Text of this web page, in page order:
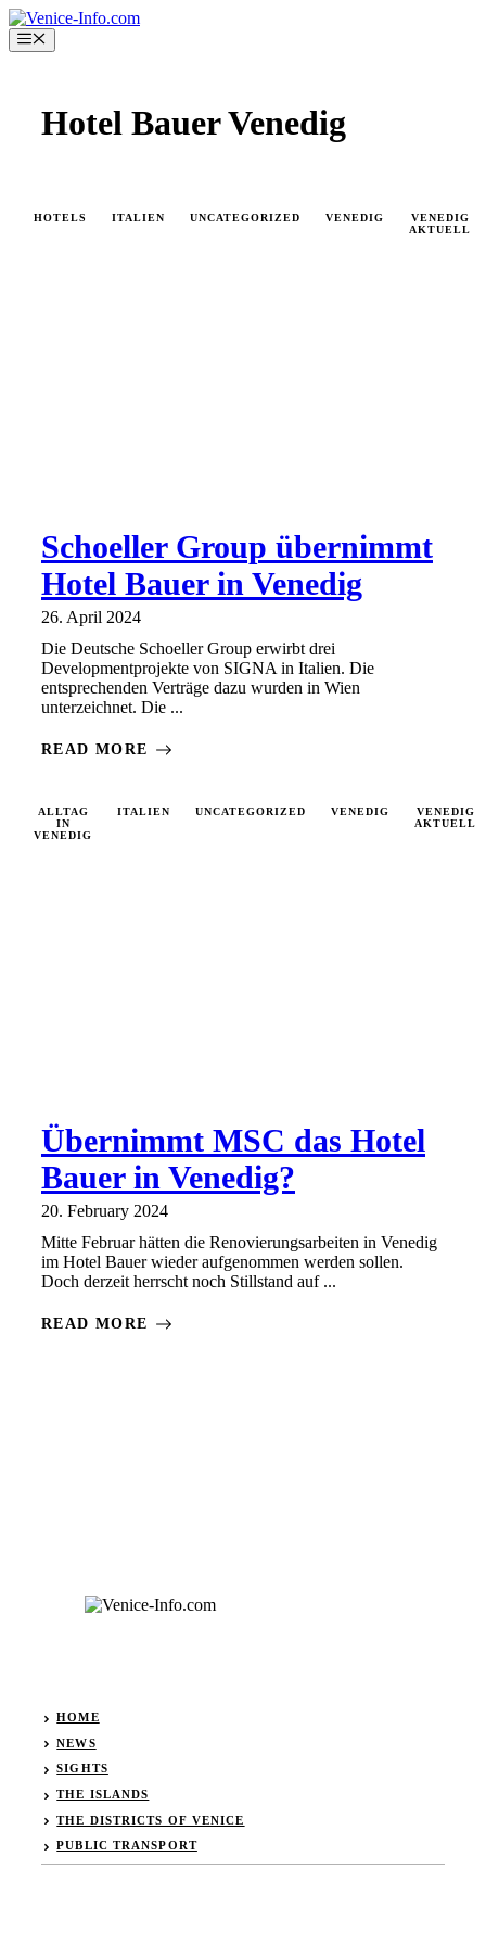
Skip
to
content
Menu
Hotel Bauer Venedig
HOTELS ITALIEN UNCATEGORIZED VENEDIG
VENEDIG
AKTUELL
Schoeller Group übernimmt
Hotel Bauer in Venedig
26. April 2024
Die Deutsche Schoeller Group erwirbt drei
Developmentprojekte von SIGNA in Italien. Die
entsprechenden Verträge dazu wurden in Wien
unterzeichnet. Die ...
READ MORE
ALLTAG
IN
VENEDIG
ITALIEN UNCATEGORIZED VENEDIG
VENEDIG
AKTUELL
Übernimmt MSC das Hotel
Bauer in Venedig?
20. February 2024
Mitte Februar hätten die Renovierungsarbeiten in Venedig
im Hotel Bauer wieder aufgenommen werden sollen.
Doch derzeit herrscht noch Stillstand auf ...
READ MORE
HOME
NEWS
SIGHTS
THE ISLANDS
THE DISTRICTS OF VENICE
PUBLIC TRANSPORT